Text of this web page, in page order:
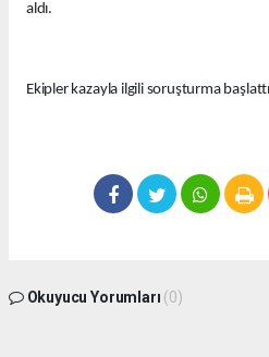
aldı.
Ekipler kazayla ilgili soruşturma
Okuyucu Yorumları (0)